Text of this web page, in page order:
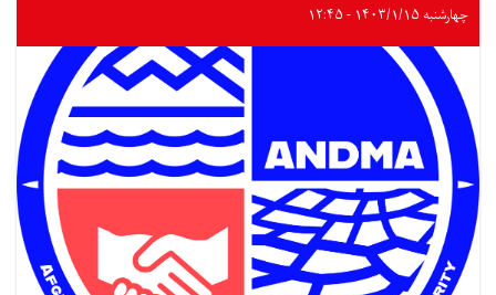
چهارشنبه ۱۴۰۳/۱/۱۵ - ۱۲:۴۵